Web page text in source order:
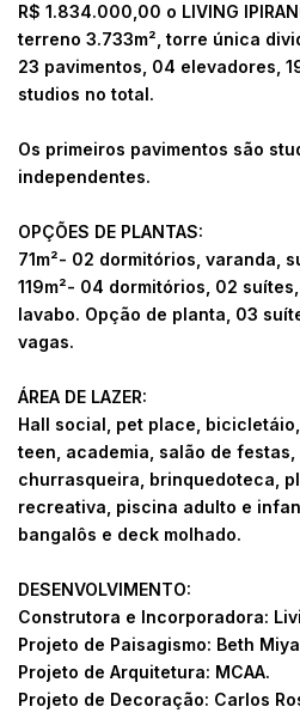
R$ 1.834.000,00 o LIVING
terreno 3.733m², torre única
23 pavimentos, 04 elevadores,
studios no total.
Os primeiros pavimentos são
independentes.
OPÇÕES DE PLANTAS:
71m²- 02 dormitórios, varanda,
119m²- 04 dormitórios, 02
lavabo. Opção de planta, 03
vagas.
ÁREA DE LAZER:
Hall social, pet place,
teen, academia, salão de festas,
churrasqueira, brinquedoteca,
recreativa, piscina adulto e
bangalôs e deck molhado.
DESENVOLVIMENTO:
Construtora e Incorporadora:
Projeto de Paisagismo: Beth
Projeto de Arquitetura: MCAA.
Projeto de Decoração: Carlos